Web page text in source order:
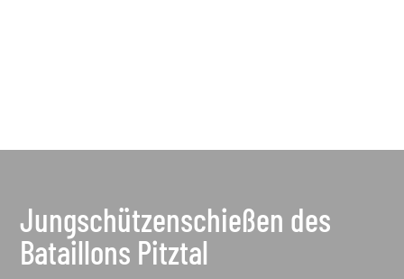
Jungschützenschießen des
Bataillons Pitztal